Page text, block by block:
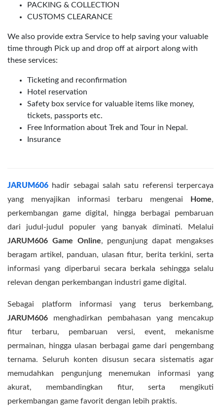
PACKING & COLLECTION
CUSTOMS CLEARANCE
We also provide extra Service to help saving your valuable
time through Pick up and drop off at airport along with
these services:
Ticketing and reconfirmation
Hotel reservation
Safety box service for valuable items like money,
tickets, passports etc.
Free Information about Trek and Tour in Nepal.
Insurance
JARUM606 hadir sebagai salah satu referensi terpercaya
yang menyajikan informasi terbaru mengenai
Home,
perkembangan game digital, hingga berbagai pembaruan
dari judul-judul populer yang banyak diminati. Melalui
JARUM606 Game Online, pengunjung dapat mengakses
beragam artikel, panduan, ulasan fitur, berita terkini, serta
informasi yang diperbarui secara berkala sehingga selalu
relevan dengan perkembangan industri game digital.
Sebagai platform informasi yang terus berkembang,
JARUM606 menghadirkan pembahasan yang mencakup
fitur terbaru, pembaruan versi, event, mekanisme
permainan, hingga ulasan berbagai game dari pengembang
ternama. Seluruh konten disusun secara sistematis agar
memudahkan pengunjung menemukan informasi yang
akurat, membandingkan fitur, serta mengikuti
perkembangan game favorit dengan lebih praktis.